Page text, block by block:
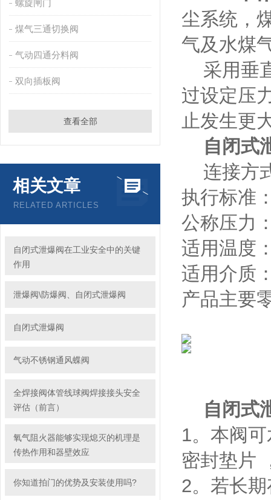
螺旋闸门
煤气三通切换阀
气动四通分料阀
双向插板阀
查看全部
相关文章
RELATED ARTICLES
自闭式泄爆阀在工业安全中的关键
作用
泄爆阀\防爆阀、自闭式泄爆阀
自闭式泄爆阀
气动不锈钢通风蝶阀
全焊接阀体管线球阀焊接接头安全
评估（前言）
氧气阻火器能够实现熄灭的机理是
传热作用和器壁效应
你知道拍门的优势及安装使用吗?
尘系统，
气及水煤
采用垂
过设定压
止发生更
自闭式
连接方
执行标准
公称压力
适用温度
适用介质
产品主要
自闭式
1。本阀
密封垫片
2。若长